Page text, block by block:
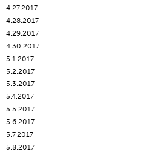
4.27.2017
4.28.2017
4.29.2017
4.30.2017
5.1.2017
5.2.2017
5.3.2017
5.4.2017
5.5.2017
5.6.2017
5.7.2017
5.8.2017